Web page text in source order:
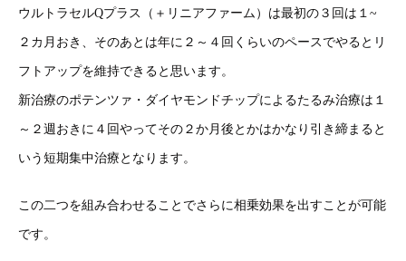
ウルトラセルQプラス（＋リニアファーム）は最初の３回は１~
２カ月おき、そのあとは年に２～４回くらいのペースでやるとリ
フトアップを維持できると思います。
新治療のポテンツァ・ダイヤモンドチップによるたるみ治療は１
～２週おきに４回やってその２か月後とかはかなり引き締まると
いう短期集中治療となります。
この二つを組み合わせることでさらに相乗効果を出すことが可能
です。